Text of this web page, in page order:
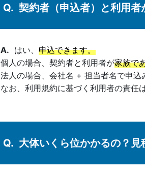
契約者（申込者）と利用者
はい、 申込できます。
個人の場合、契約者と利用者が家族で
法人の場合、会社名 + 担当者名で申込
なお、利用規約に基づく利用者の責任
大体いくら位かかるの？見